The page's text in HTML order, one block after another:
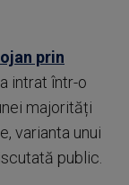
prin
intrat într-o
majorități
varianta unui
public.